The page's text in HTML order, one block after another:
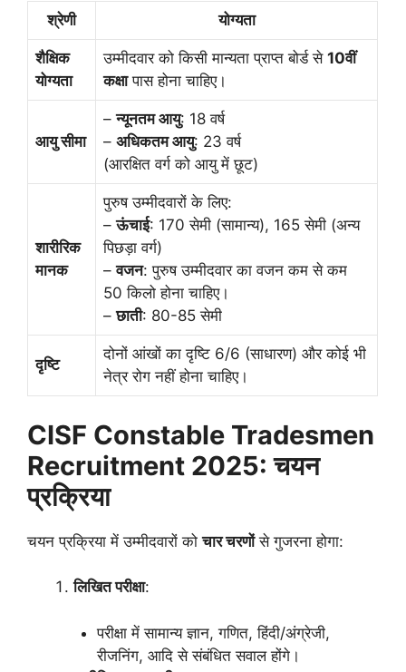
श्रेणी योग्यता
शैक्षिक
योग्यता
उम्मीदवार को किसी मान्यता प्राप्त बोर्ड से 10वीं
कक्षापास होना चाहिए।
आयु सीमा
–न्यूनतम आयु: 18 वर्ष
– अधिकतम आयु: 23 वर्ष
(आरक्षित वर्ग को आयु में छूट)
शारीरिक
मानक
पुरुष उम्मीदवारों के लिए:
–ऊंचाई: 170 सेमी (सामान्य), 165 सेमी (अन्य
पिछड़ा वर्ग)
–वजन: पुरुष उम्मीदवार का वजन कम से कम
50 किलो होना चाहिए।
–छाती: 80-85 सेमी
दृष्टि
दोनों आंखों का दृष्टि 6/6 (साधारण) और कोई भी
नेत्र रोग नहीं होना चाहिए।
CISF Constable Tradesmen
Recruitment 2025: चयन
प्रक्रिया
चयन प्रक्रिया में उम्मीदवारों कोचार चरणोंसे गुजरना होगा:
लिखित परीक्षा:
परीक्षा में सामान्य ज्ञान, गणित, हिंदी/अंग्रेजी,
रीजनिंग, आदि से संबंधित सवाल होंगे।